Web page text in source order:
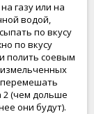
газу или на
водой,
по вкусу
по вкусу
полить соевым
перемешать
2 (чем дольше
они будут).